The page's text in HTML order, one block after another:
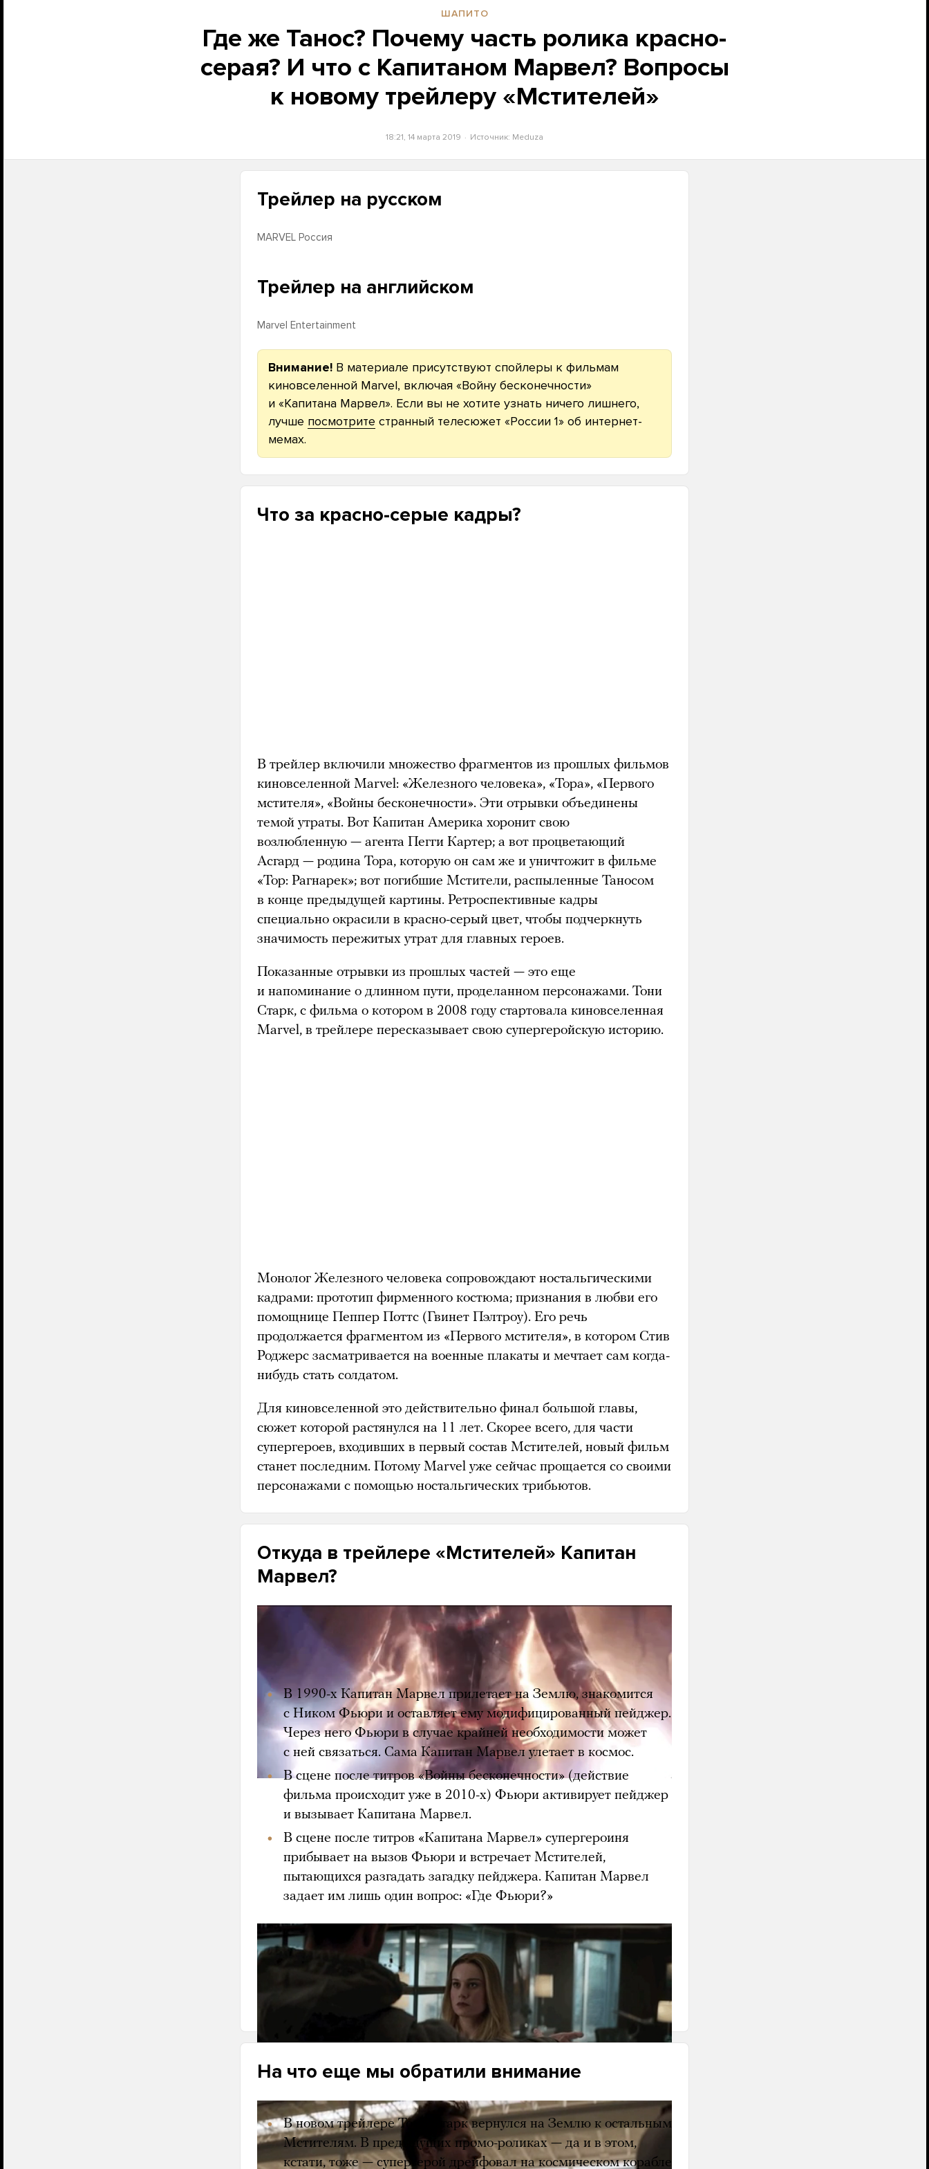
ШАПИТО
Где же Танос? Почему часть ролика красно-
серая? И что с Капитаном Марвел? Вопросы
к новому трейлеру «Мстителей»
18:21, 14 марта 2019 Источник: Meduza
Трейлер на русском
MARVEL Россия
Трейлер на английском
Marvel Entertainment
Внимание! В материале присутствуют спойлеры к фильмам
киновселенной Marvel, включая «Войну бесконечности»
и «Капитана Марвел». Если вы не хотите узнать ничего лишнего,
лучше посмотрите странный телесюжет «России 1» об интернет-
мемах.
Что за красно-серые кадры?
В трейлер включили множество фрагментов из прошлых фильмов
киновселенной Marvel: «Железного человека», «Тора», «Первого
мстителя», «Войны бесконечности». Эти отрывки объединены
темой утраты. Вот Капитан Америка хоронит свою
возлюбленную — агента Пегги Картер; а вот процветающий
Асгард — родина Тора, которую он сам же и уничтожит в фильме
«Тор: Рагнарек»; вот погибшие Мстители, распыленные Таносом
в конце предыдущей картины. Ретроспективные кадры
специально окрасили в красно-серый цвет, чтобы подчеркнуть
значимость пережитых утрат для главных героев.
Показанные отрывки из прошлых частей — это еще
и напоминание о длинном пути, проделанном персонажами. Тони
Старк, с фильма о котором в 2008 году стартовала киновселенная
Marvel, в трейлере пересказывает свою супергеройскую историю.
Монолог Железного человека сопровождают ностальгическими
кадрами: прототип фирменного костюма; признания в любви его
помощнице Пеппер Поттс (Гвинет Пэлтроу). Его речь
продолжается фрагментом из «Первого мстителя», в котором Стив
Роджерс засматривается на военные плакаты и мечтает сам когда-
нибудь стать солдатом.
Для киновселенной это действительно финал большой главы,
сюжет которой растянулся на 11 лет. Скорее всего, для части
супергероев, входивших в первый состав Мстителей, новый фильм
станет последним. Потому Marvel уже сейчас прощается со своими
персонажами с помощью ностальгических трибьютов.
Откуда в трейлере «Мстителей» Капитан
Марвел?
В конце трейлера появляется Капитан Марвел — могущественная
супергероиня, которая, как ожидается, победит Таноса. Вот
краткая хроника связанных с ней событий:
В 1990-х Капитан Марвел прилетает на Землю, знакомится
с Ником Фьюри и оставляет ему модифицированный пейджер.
Через него Фьюри в случае крайней необходимости может
с ней связаться. Сама Капитан Марвел улетает в космос.
В сцене после титров «Войны бесконечности» (действие
фильма происходит уже в 2010-х) Фьюри активирует пейджер
и вызывает Капитана Марвел.
В сцене после титров «Капитана Марвел» супергероиня
прибывает на вызов Фьюри и встречает Мстителей,
пытающихся разгадать загадку пейджера. Капитан Марвел
задает им лишь один вопрос: «Где Фьюри?»
В трейлере Тор пытается впечатлить своим топором нового члена
Мстителей. Этот момент происходит уже после показанного
в «Капитане Марвел» знакомства супергероини с Капитаном
Америка и Черной Вдовой.
На что еще мы обратили внимание
В новом трейлере Тони Старк вернулся на Землю к остальным
Мстителям. В предыдущих промо-роликах — да и в этом,
кстати, тоже — супергерой дрейфовал на космическом корабле